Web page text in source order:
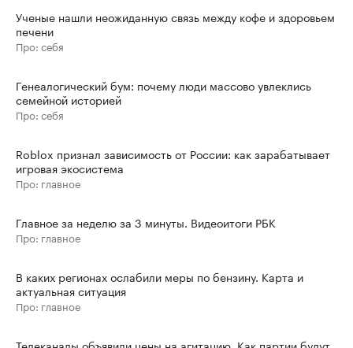
Ученые нашли неожиданную связь между кофе и здоровьем
печени
Про: себя
Генеалогический бум: почему люди массово увлеклись
семейной историей
Про: себя
Roblox признал зависимость от России: как зарабатывает
игровая экосистема
Про: главное
Главное за неделю за 3 минуты. Видеоитоги РБК
Про: главное
В каких регионах ослабили меры по бензину. Карта и
актуальная ситуация
Про: главное